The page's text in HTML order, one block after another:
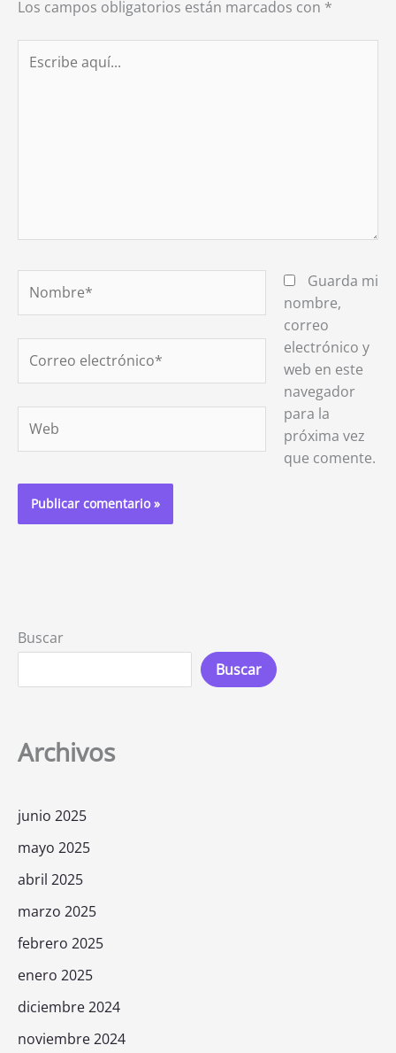
Los campos obligatorios están marcados con *
aquí...
electrónico*
Guarda mi
nombre,
correo
electrónico y
web en este
navegador
para la
próxima vez
que comente.
Buscar
Buscar
Archivos
junio 2025
mayo 2025
abril 2025
marzo 2025
febrero 2025
enero 2025
diciembre 2024
noviembre 2024